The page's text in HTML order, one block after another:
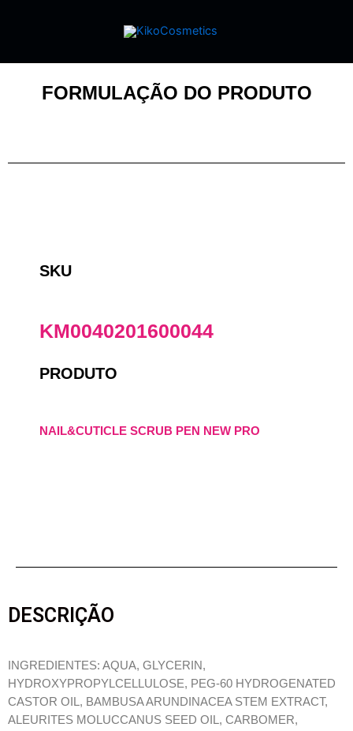
FORMULAÇÃO DO PRODUTO
SKU
KM0040201600044
PRODUTO
NAIL&CUTICLE SCRUB PEN NEW PRO
DESCRIÇÃO
INGREDIENTES: AQUA, GLYCERIN,
HYDROXYPROPYLCELLULOSE, PEG-60 HYDROGENATED
CASTOR OIL, BAMBUSA ARUNDINACEA STEM EXTRACT,
ALEURITES MOLUCCANUS SEED OIL, CARBOMER,